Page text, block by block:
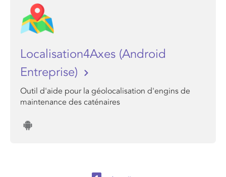
Localisation4Axes (Android
Entreprise)
Outil d'aide pour la géolocalisation d'engins de
maintenance des caténaires